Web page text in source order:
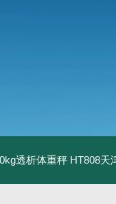
透析体重秤 HT808天